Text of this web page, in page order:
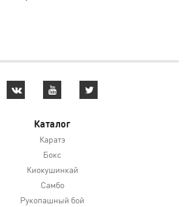
Каталог
Каратэ
Бокс
Киокушинкай
Самбо
Рукопашный бой